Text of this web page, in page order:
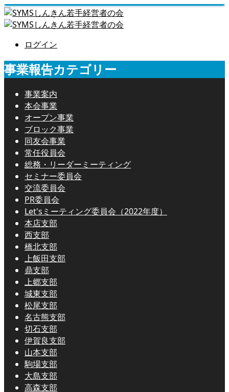
ログイン
事業報告カテゴリー
事業案内
本会事業
オープン事業
ブロック事業
同友会事業
常任役員会
総務・リーダーミーティング
セミナー委員会
交流委員会
PR委員会
Let'sミーティング委員会（2022年度）
本店支部
西支部
橋北支部
上飯田支部
鼎支部
上郷支部
城東支部
松尾支部
名古熊支部
切石支部
伊賀良支部
山本支部
駒場支部
大島支部
高森支部